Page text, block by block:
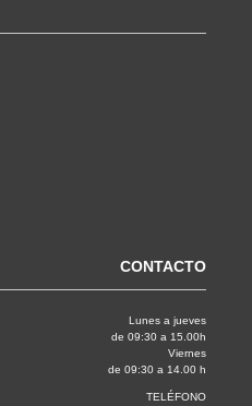
CONTACTO
Lunes a jueves
de 09:30 a 15.00h
Viernes
de 09:30 a 14.00 h
TELÉFONO